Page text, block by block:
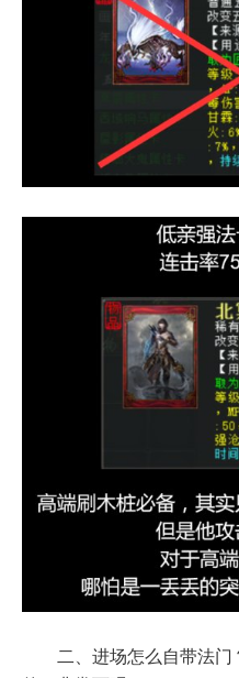
二、进场怎么自带法